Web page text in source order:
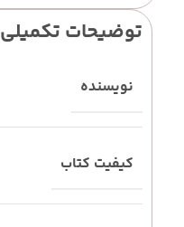
توضیحات تکمیلی
نویسنده
کیفیت کتاب